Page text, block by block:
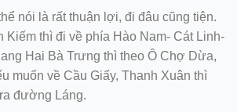
nói là rất thuận lợi, đi đâu cũng tiện.
Kiếm thì đi về phía Hào Nam- Cát Linh-
Hai Bà Trưng thì theo Ô Chợ Dừa,
muốn về Cầu Giấy, Thanh Xuân thì
đường Láng.